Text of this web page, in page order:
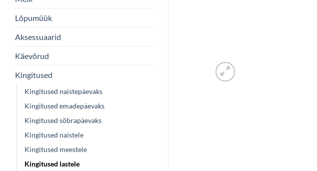
Lõpumüük
Aksessuaarid
Käevõrud
Kingitused
Kingitused naistepäevaks
Kingitused emadepäevaks
Kingitused sõbrapäevaks
Kingitused naistele
Kingitused meestele
Kingitused lastele